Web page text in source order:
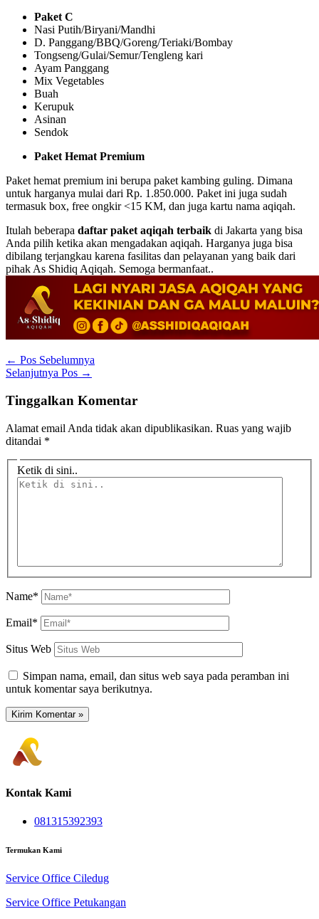
Paket C
Nasi Putih/Biryani/Mandhi
D. Panggang/BBQ/Goreng/Teriaki/Bombay
Tongseng/Gulai/Semur/Tengleng kari
Ayam Panggang
Mix Vegetables
Buah
Kerupuk
Asinan
Sendok
Paket Hemat Premium
Paket hemat premium ini berupa paket kambing guling. Dimana
untuk harganya mulai dari Rp. 1.850.000. Paket ini juga sudah
termasuk box, free ongkir <15 KM, dan juga kartu nama aqiqah.
Itulah beberapa daftar paket aqiqah terbaik di Jakarta yang bisa
Anda pilih ketika akan mengadakan aqiqah. Harganya juga bisa
dibilang terjangkau karena fasilitas dan pelayanan yang baik dari
pihak As Shidiq Aqiqah. Semoga bermanfaat..
← Pos Sebelumnya
Selanjutnya Pos →
Tinggalkan Komentar
Alamat email Anda tidak akan dipublikasikan. Ruas yang wajib
ditandai *
Ketik di sini..
Name*
Email*
Situs Web
Simpan nama, email, dan situs web saya pada peramban ini
untuk komentar saya berikutnya.
Kontak Kami
081315392393
Termukan Kami
Service Office Ciledug
Service Office Petukangan